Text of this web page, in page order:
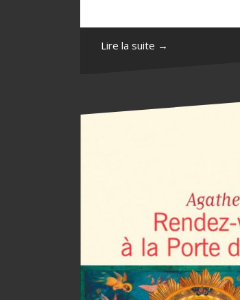
Lire la suite →